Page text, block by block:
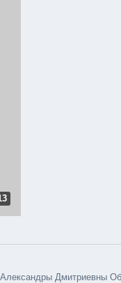
Дмитриевны